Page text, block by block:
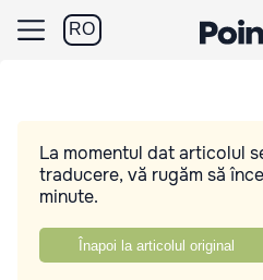
RO
La momentul dat articolul
traducere, vă rugăm să
minute.
Înapoi la articolul original